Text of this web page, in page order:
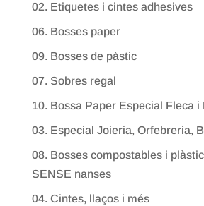
02. Etiquetes i cintes adhesives
06. Bosses paper
09. Bosses de pàstic
07. Sobres regal
10. Bossa Paper Especial Fleca i
03. Especial Joieria, Orfebreria,
08. Bosses compostables i
SENSE nanses
04. Cintes, llaços i més